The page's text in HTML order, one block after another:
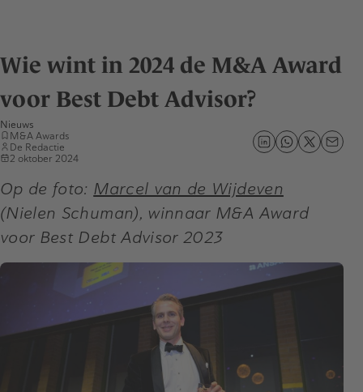
Wie wint in 2024 de M&A Award
voor Best Debt Advisor?
Nieuws
M&A Awards
De Redactie
2 oktober 2024
Op de foto: Marcel van de Wijdeven
(Nielen Schuman), winnaar M&A Award
voor Best Debt Advisor 2023